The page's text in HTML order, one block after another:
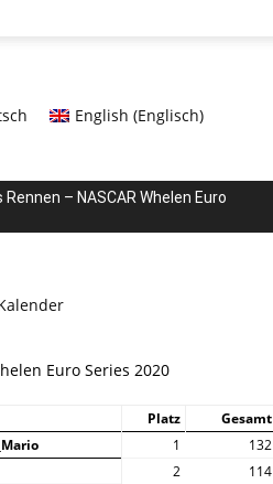
English (Englisch)
– NASCAR Whelen Euro
Euro Series 2020
Platz
Gesamt
1
132
2
114